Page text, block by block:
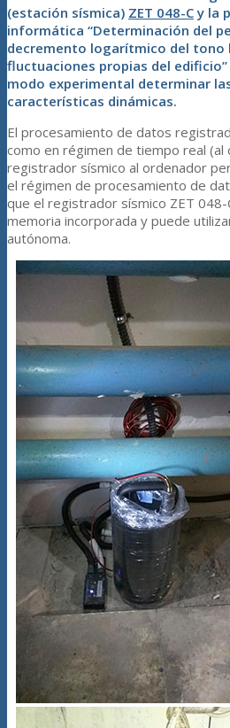
(estación sísmica) ZET 048-Cy la
informática “Determinación del
decremento logarítmico del tono
fluctuaciones propias del edificio”
modo experimental determinar
características dinámicas.
El procesamiento de datos
como en régimen de tiempo real (al
registrador sísmico al ordenador
el régimen de procesamiento de
que el registrador sísmico ZET 048-
memoria incorporada y puede
autónoma.